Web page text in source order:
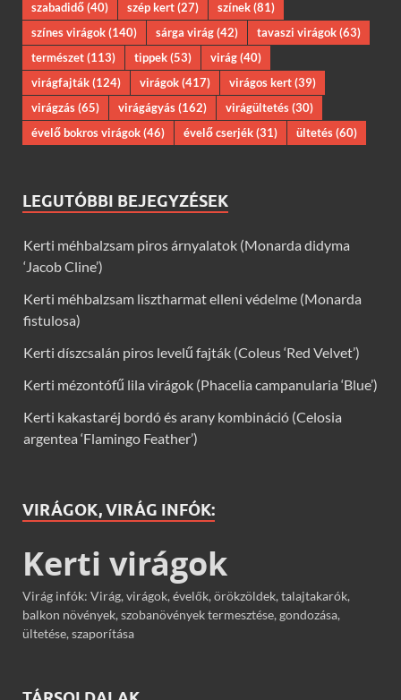
szabadidő(40) szép kert(27) színek(81)
színes virágok(140) sárga virág(42) tavaszi virágok(63)
természet(113) tippek(53) virág(40)
virágfajták(124) virágok(417) virágos kert(39)
virágzás(65) virágágyás(162) virágültetés(30)
évelő bokros virágok(46) évelő cserjék(31) ültetés(60)
LEGUTÓBBI BEJEGYZÉSEK
Kerti méhbalzsam piros árnyalatok (Monarda didyma
‘Jacob Cline’)
Kerti méhbalzsam lisztharmat elleni védelme (Monarda
fistulosa)
Kerti díszcsalán piros levelű fajták (Coleus ‘Red Velvet’)
Kerti mézontófű lila virágok (Phacelia campanularia ‘Blue’)
Kerti kakastaréj bordó és arany kombináció (Celosia
argentea ‘Flamingo Feather’)
VIRÁGOK, VIRÁG INFÓK:
Kerti virágok
Virág infók: Virág, virágok, évelők, örökzöldek, talajtakarók,
balkon növények, szobanövények termesztése, gondozása,
ültetése, szaporítása